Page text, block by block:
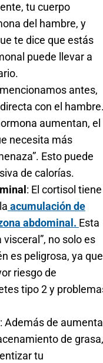
tu cuerpo
del hambre, y
te dice que estás
puede llevar a
antes,
con el
aumentan, el
necesita más
Esto puede
de calorías.
: El cortisol tiene
acumulación de
abdominal. Esta
no solo es
es peligrosa, ya que
riesgo de
tipo 2 y
: Además de
de grasa,
tu